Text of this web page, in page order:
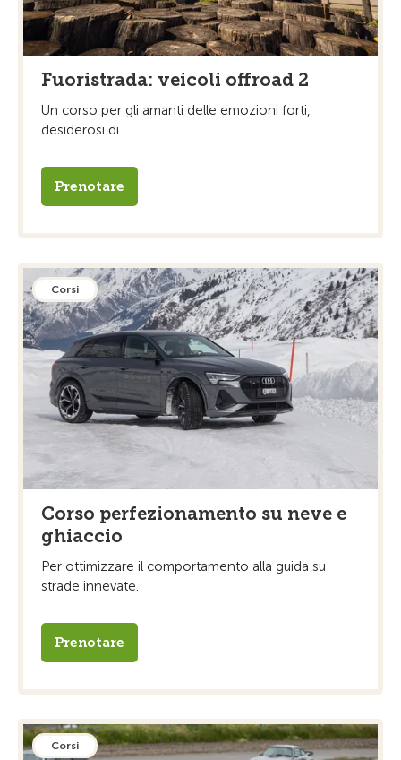
Fuoristrada: veicoli offroad 2
Un corso per gli amanti delle emozioni forti,
desiderosi di ...
Prenotare
Corsi
Corso perfezionamento su neve e
ghiaccio
Per ottimizzare il comportamento alla guida su
strade innevate.
Prenotare
Corsi